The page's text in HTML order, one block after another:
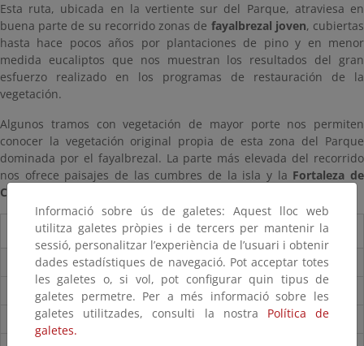
Esta ruta, ubicada en la vertiente sur del Parque, atraviesa en
buena parte de su recorrido zonas de fayalbrezal joven, cubiertas
hasta hace pocos años por plantaciones de pino y en menor
medida eucaliptos que nos muestran los resultados del gran
esfuerzo realizado en los programas de restauración de la
vegetación.
Algunos tramos con vegetación de mayor porte nos permiten
conocer la vegetación original propia de esta zona del Parque
dominada por el fayalbrezal. La parte más elevada del recorrido
nos ofrece paisajes de las cumbres de la isla y la Fortaleza de
Chipude
Guía del visitante
Guía del Parque
Folleto del parque
Accesos
Informació sobre ús de galetes: Aquest lloc web
utilitza galetes pròpies i de tercers per mantenir la
sessió, personalitzar l’experiència de l’usuari i obtenir
dades estadístiques de navegació. Pot acceptar totes
les galetes o, si vol, pot configurar quin tipus de
galetes permetre. Per a més informació sobre les
galetes utilitzades, consulti la nostra Política de
galetes.